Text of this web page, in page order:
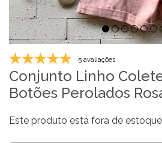
5 avaliações
Conjunto Linho
Botões Perolados
Este produto está fora de